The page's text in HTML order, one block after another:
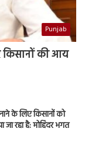
Punjab
किसानों की आय
के लिए किसानों को
रहा है: मोहिंदर भगत